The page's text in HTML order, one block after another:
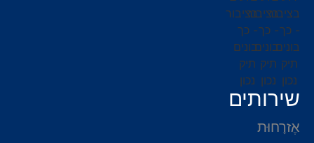
שירותים
אֶזרָחוּת